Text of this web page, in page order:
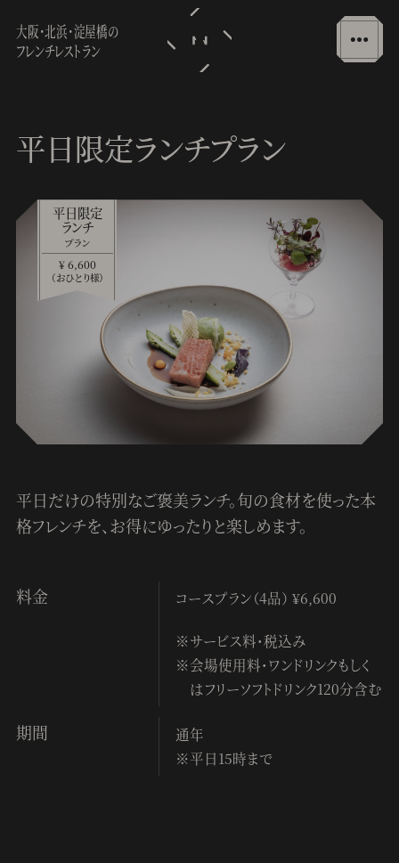
大阪・北浜・淀屋橋の
フレンチレストラン
平日限定ランチプラン
平日限定
ランチ
プラン
¥ 6,600
（おひとり様）
平日だけの特別なご褒美ランチ。旬の食材を使った本
格フレンチを、お得にゆったりと楽しめます。
料金 コースプラン（4品） ¥6,600
サービス料・税込み
会場使用料・ワンドリンクもしく
はフリーソフトドリンク120分含む
期間
通年
平日15時まで